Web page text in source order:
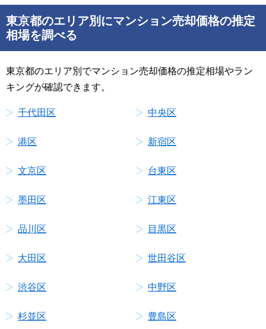
東京都のエリア別にマンション売却価格の推定
相場を調べる
東京都のエリア別でマンション売却価格の推定相場やラン
キングが確認できます。
千代田区 中央区
港区 新宿区
文京区 台東区
墨田区 江東区
品川区 目黒区
大田区 世田谷区
渋谷区 中野区
杉並区 豊島区